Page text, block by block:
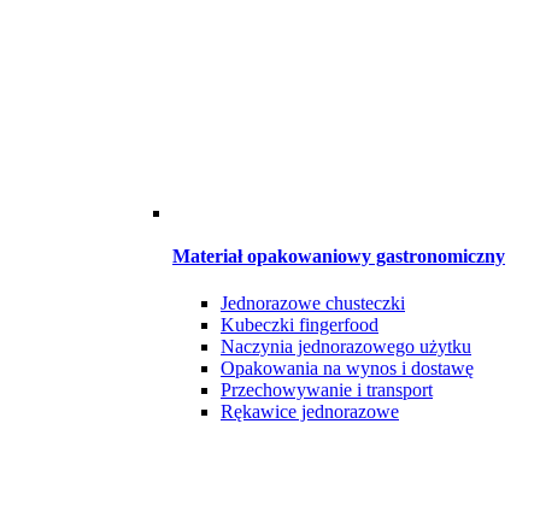
Materiał opakowaniowy gastronomiczny
Jednorazowe chusteczki
Kubeczki fingerfood
Naczynia jednorazowego użytku
Opakowania na wynos i dostawę
Przechowywanie i transport
Rękawice jednorazowe